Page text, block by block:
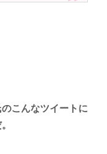
こんなツイートに